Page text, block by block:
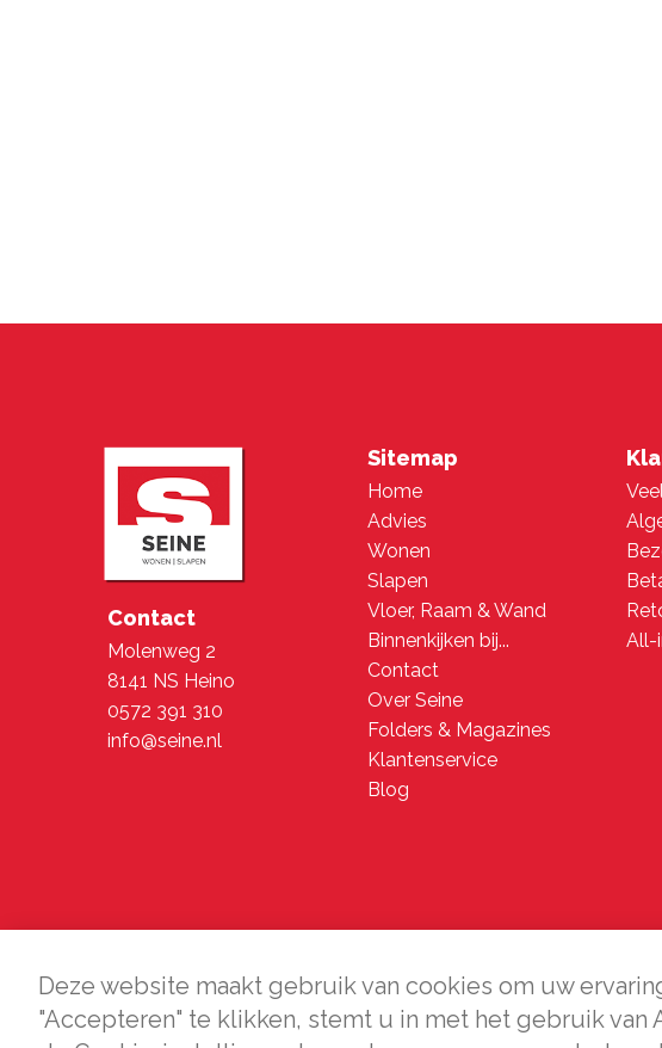
Contact
Molenweg 2
8141 NS Heino
0572 391 310
info@seine.nl
Sitemap
Home
Advies
Wonen
Slapen
Vloer, Raam & Wand
Binnenkijken bij...
Contact
Over Seine
Folders & Magazines
Klantenservice
Blog
All-
Deze website maakt gebruik van cookies om uw
"Accepteren" te klikken, stemt u in met het gebruik van